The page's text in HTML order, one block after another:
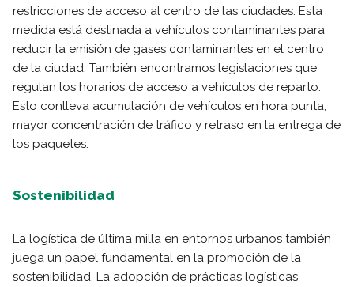
restricciones de acceso al centro de las ciudades. Esta
medida está destinada a vehículos contaminantes para
reducir la emisión de gases contaminantes en el centro
de la ciudad. También encontramos legislaciones que
regulan los horarios de acceso a vehículos de reparto.
Esto conlleva acumulación de vehículos en hora punta,
mayor concentración de tráfico y retraso en la entrega de
los paquetes.
Sostenibilidad
La logística de última milla en entornos urbanos también
juega un papel fundamental en la promoción de la
sostenibilidad. La adopción de prácticas logísticas